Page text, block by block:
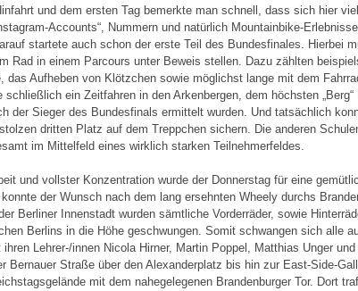
und dem ersten Tag bemerkte man schnell, dass sich hier
Accounts“, Nummern und natürlich Mountainbike-
startete auch schon der erste Teil des Bundesfinales. Hierbei
Rad in einem Parcours unter Beweis stellen. Dazu zählten
das Aufheben von Klötzchen sowie möglichst lange mit dem
schließlich ein Zeitfahren in den Arkenbergen, dem höchsten
der Sieger des Bundesfinals ermittelt wurden. Und tatsächlich
dritten Platz auf dem Treppchen sichern. Die anderen
im Mittelfeld eines wirklich starken Teilnehmerfeldes.
und vollster Konzentration wurde der Donnerstag für eine
der Wunsch nach dem lang ersehnten Wheely durchs
Berliner Innenstadt wurden sämtliche Vorderräder, sowie
Berlins in die Höhe geschwungen. Somit schwangen sich alle
ihren Lehrer-/innen Nicola Hirner, Martin Poppel, Matthias Unger
Bernauer Straße über den Alexanderplatz bis hin zur East-Side-
mit dem nahegelegenen Brandenburger Tor. Dort